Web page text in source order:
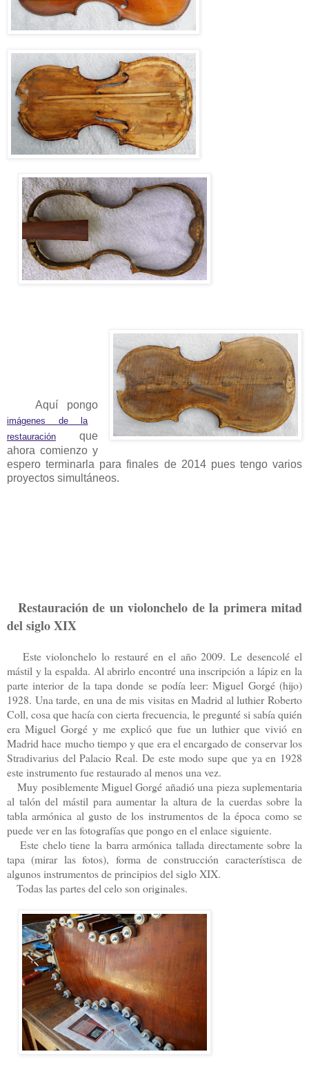
Aquí pongo
imágenes dela
restauración que
ahora comienzo y
espero terminarla para finales de 2014 pues tengo varios
proyectos simultáneos.
Restauración de un violonchelo de la primera mitad
del siglo XIX
Este violonchelo lo restauré en el año 2009. Le desencolé el
mástil y la espalda. Al abrirlo encontré una inscripción a lápiz en la
parte interior de la tapa donde se podía leer: Miguel Gorgé (hijo)
1928. Una tarde, en una de mis visitas en Madrid al luthier Roberto
Coll, cosa que hacía con cierta frecuencia, le pregunté si sabía quién
era Miguel Gorgé y me explicó que fue un luthier que vivió en
Madrid hace mucho tiempo y que era el encargado de conservar los
Stradivarius del Palacio Real. De este modo supe que ya en 1928
este instrumento fue restaurado al menos una vez.
Muy posiblemente Miguel Gorgé añadió una pieza suplementaria
al talón del mástil para aumentar la altura de la cuerdas sobre la
tabla armónica al gusto de los instrumentos de la época como se
puede ver en las fotografías que pongo en el enlace siguiente.
Este chelo tiene la barra armónica tallada directamente sobre la
tapa (mirar las fotos), forma de construcción característisca de
algunos instrumentos de principios del siglo XIX.
Todas las partes del celo son originales.